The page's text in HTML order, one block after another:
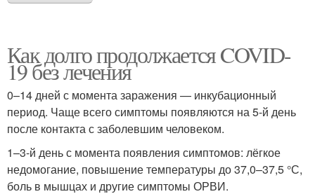
Как долго продолжается COVID-
19 без лечения
0–14 дней с момента заражения — инкубационный
период. Чаще всего симптомы появляются на 5-й день
после контакта с заболевшим человеком.
1–3-й день с момента появления симптомов: лёгкое
недомогание, повышение температуры до 37,0–37,5 °С,
боль в мышцах и другие симптомы ОРВИ.